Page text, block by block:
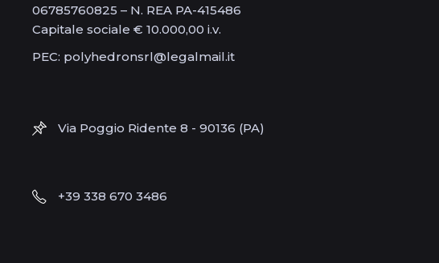
06785760825 – N. REA PA-415486
Capitale sociale € 10.000,00 i.v.
PEC: polyhedronsrl@legalmail.it
Via Poggio Ridente 8 - 90136 (PA)
+39 338 670 3486